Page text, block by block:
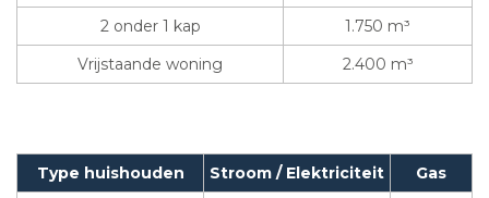
2 onder 1 kap
1.750 m³
Vrijstaande woning
2.400 m³
Type huishouden Stroom / Elektriciteit
Gas